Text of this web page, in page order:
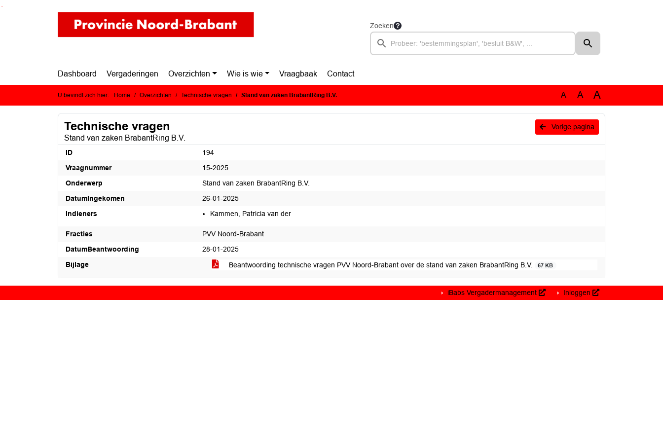
Ga naar de inhoud van deze pagina
Ga naar het zoeken
Ga naar het menu
Zoeken
Dashboard Vergaderingen Overzichten Wie is wie Vraagbaak Contact
U bevindt zich hier: Home Overzichten Technische vragen Stand van zaken BrabantRing B.V. A A A
Vorige pagina
Technische vragen
Stand van zaken BrabantRing B.V.
ID
194
Vraagnummer
15-2025
Onderwerp
Stand van zaken BrabantRing B.V.
DatumIngekomen
26-01-2025
Indieners
Kammen, Patricia van der
Fracties
PVV Noord-Brabant
DatumBeantwoording
28-01-2025
Bijlage
Beantwoording technische vragen PVV Noord-Brabant over de stand van zaken BrabantRing B.V. 67 KB
iBabs Vergadermanagement Inloggen